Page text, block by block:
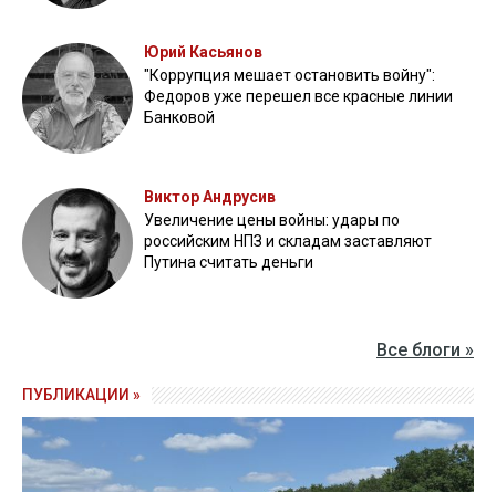
Юрий Касьянов
"Коррупция мешает остановить войну":
Федоров уже перешел все красные линии
Банковой
Виктор Андрусив
Увеличение цены войны: удары по
российским НПЗ и складам заставляют
Путина считать деньги
Все блоги »
ПУБЛИКАЦИИ »